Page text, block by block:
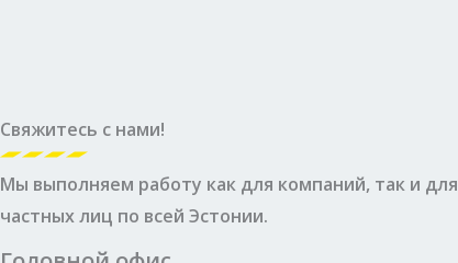
Свяжитесь с нами!
Мы выполняем работу как для компаний, так и для
частных лиц по всей Эстонии.